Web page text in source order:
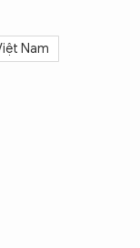
Nam